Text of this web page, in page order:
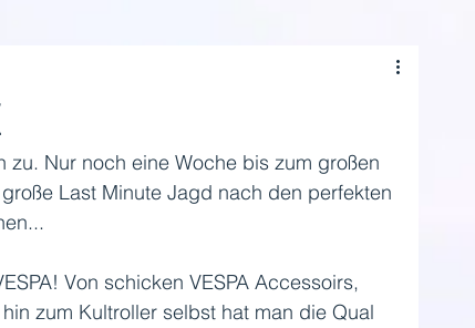
zu. Nur noch eine Woche bis zum großen
Last Minute Jagd nach den perfekten
Von schicken VESPA Accessoirs,
zum Kultroller selbst hat man die Qual